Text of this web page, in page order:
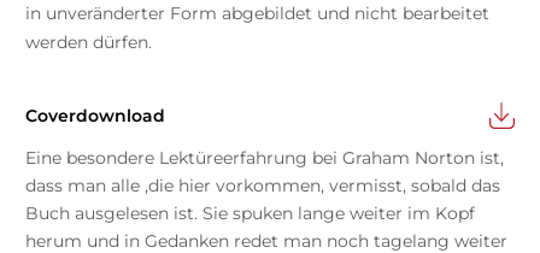
in unveränderter Form abgebildet und nicht bearbeitet
werden dürfen.
Coverdownload
Eine besondere Lektüreerfahrung bei Graham Norton ist,
dass man alle ,die hier vorkommen, vermisst, sobald das
Buch ausgelesen ist. Sie spuken lange weiter im Kopf
herum und in Gedanken redet man noch tagelang weiter